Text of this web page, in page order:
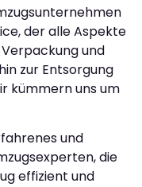
der alle Aspekte
und
zur Entsorgung
kümmern uns um
und
die
effizient und